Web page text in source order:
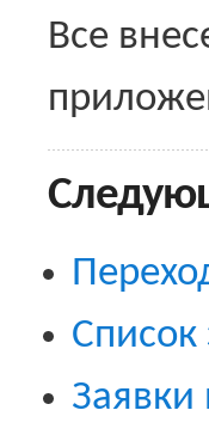
Все
Заявки